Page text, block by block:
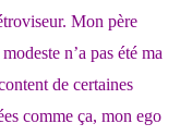
Mon père
n’a pas été ma
de certaines
comme ça, mon ego